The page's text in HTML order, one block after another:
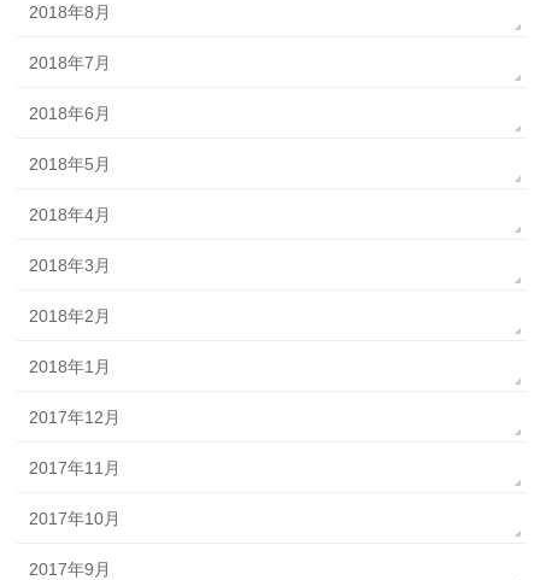
2018年8月
2018年7月
2018年6月
2018年5月
2018年4月
2018年3月
2018年2月
2018年1月
2017年12月
2017年11月
2017年10月
2017年9月